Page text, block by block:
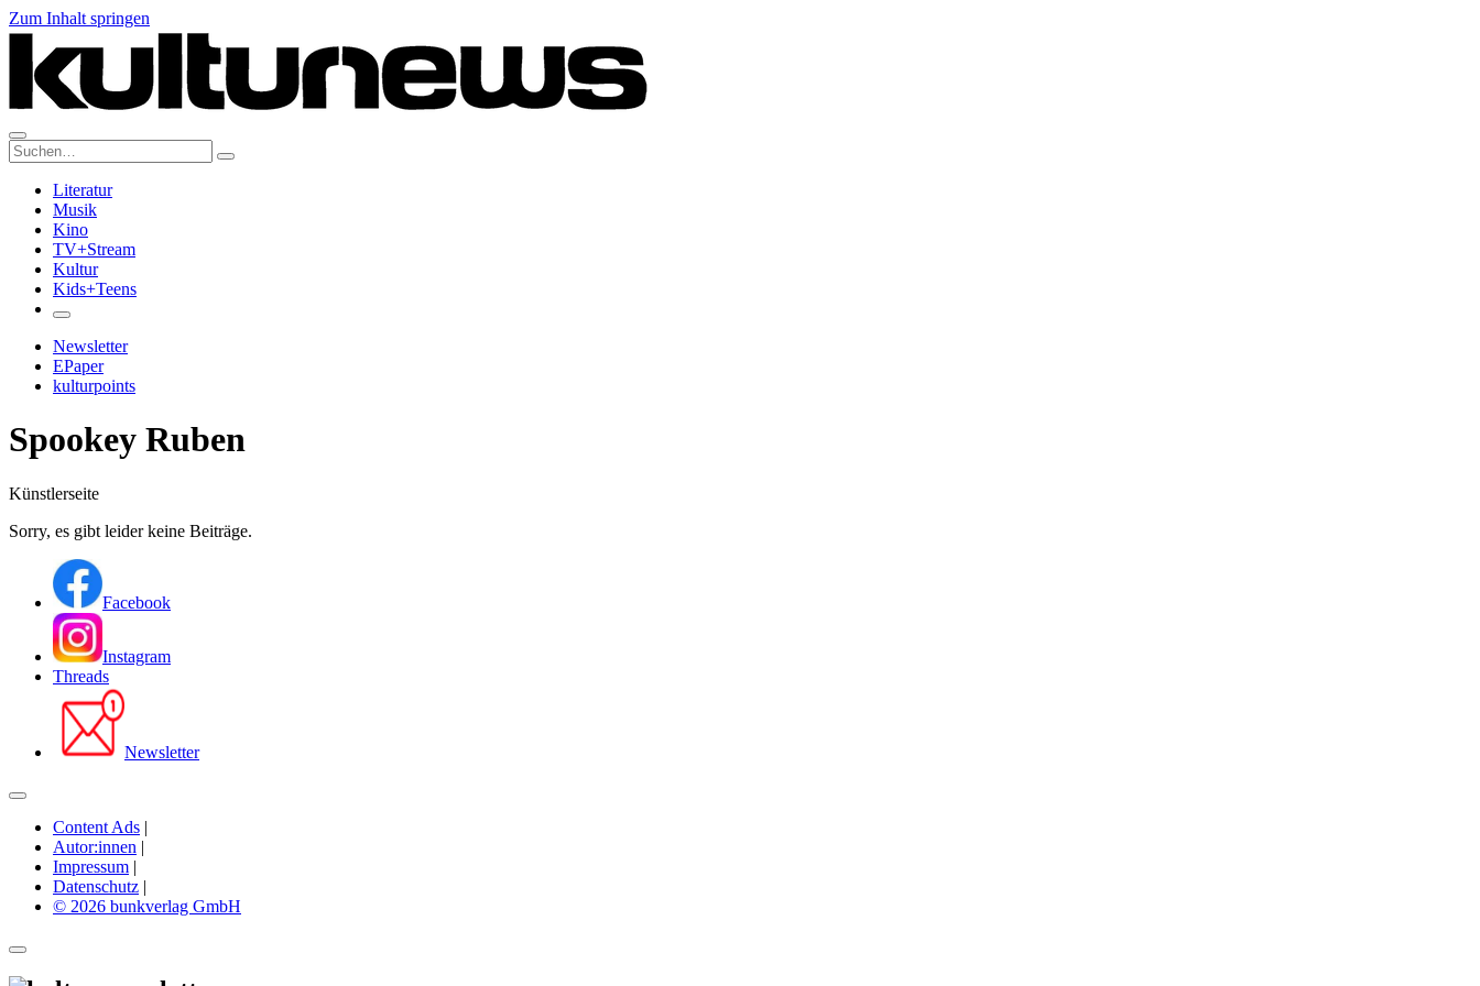
Zum Inhalt springen
Suche:
Literatur
Musik
Kino
TV+Stream
Kultur
Kids+Teens
Newsletter
EPaper
kulturpoints
Spookey Ruben
Künstlerseite
Sorry, es gibt leider keine Beiträge.
Facebook
Instagram
Threads
Newsletter
Content Ads |
Autor:innen |
Impressum |
Datenschutz |
© 2026 bunkverlag GmbH